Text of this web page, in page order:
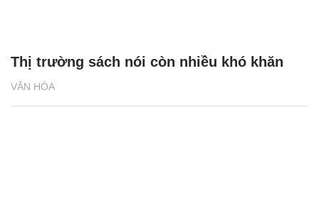
VĂN HÓA
Thị trường sách nói còn nhiều khó khăn